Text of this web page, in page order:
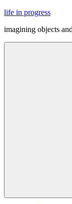
Skip
content
life in progress
imagining objects